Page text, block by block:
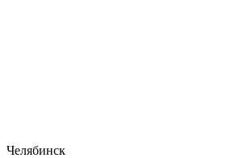
Челябинск